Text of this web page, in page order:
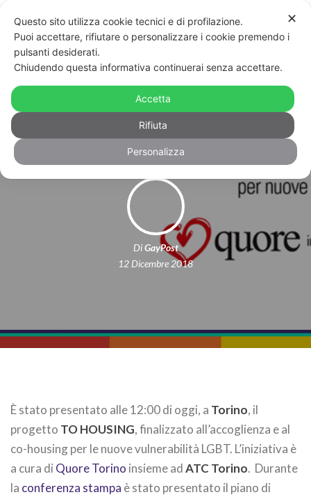
Nasce TO HOUSING, un progetto di
accoglienza Lgbt e di riscatto sociale
DiGayPost
12 Dicembre 2018
È stato presentato alle 12:00 di oggi, a Torino, il
progetto TO HOUSING, finalizzato all’accoglienza e al
co-housing per le nuove vulnerabilità LGBT. L’iniziativa è
a cura di Quore Torino insieme adATC Torino. Durante
la conferenza stampa è stato presentato il piano di
✕
Questo sito utilizza cookie tecnici e di profilazione.
Puoi accettare, rifiutare o personalizzare i cookie premendo i
pulsanti desiderati.
Chiudendo questa informativa continuerai senza accettare.
Accetta
Rifiuta
Personalizza